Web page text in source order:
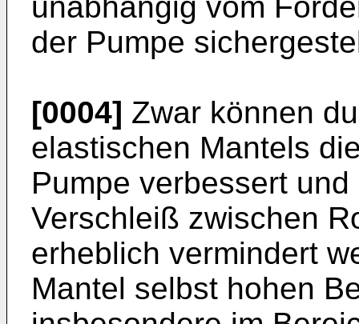
der Pumpe
[0004] Zwar können
elastischen Mantels
Pumpe verbessert
Verschleiß zwischen
erheblich vermindert
Mantel selbst hohen